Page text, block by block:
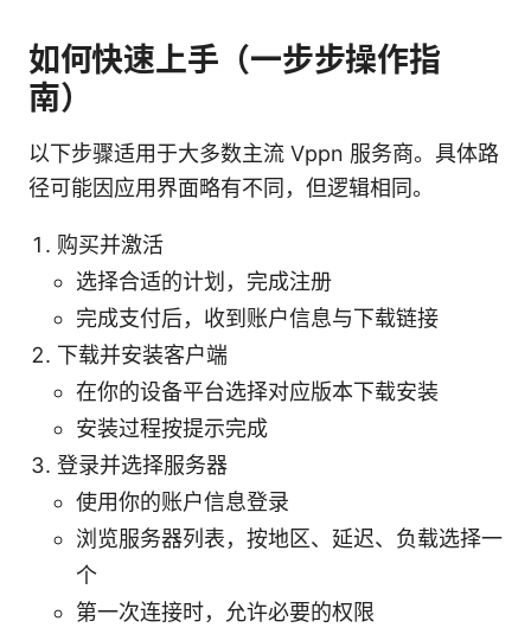
如何快速上手（一步步操作指
南）
以下步骤适用于大多数主流 Vppn 服务商。具体路
径可能因应用界面略有不同，但逻辑相同。
购买并激活
选择合适的计划，完成注册
完成支付后，收到账户信息与下载链接
下载并安装客户端
在你的设备平台选择对应版本下载安装
安装过程按提示完成
登录并选择服务器
使用你的账户信息登录
浏览服务器列表，按地区、延迟、负载选择一
个
第一次连接时，允许必要的权限